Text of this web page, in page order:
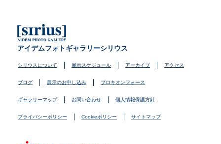
アイデムフォトギャラリーシリウス
シリウスについて 展示スケジュール アーカイブ アクセス
ブログ 展示のお申し込み プロキオンフォース
ギャラリーマップ お問い合わせ 個人情報保護方針
プライバシーポリシー Cookieポリシー サイトマップ